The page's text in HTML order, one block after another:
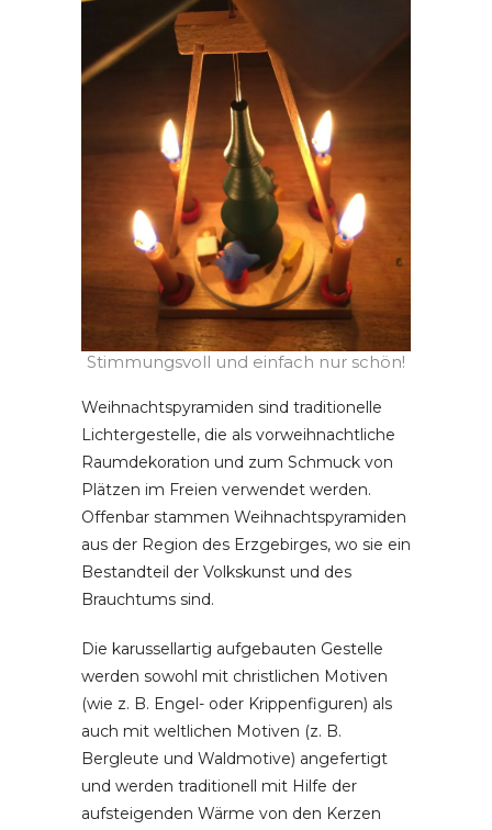
Stimmungsvoll und einfach nur schön!
Weihnachtspyramiden sind traditionelle
Lichtergestelle, die als vorweihnachtliche
Raumdekoration und zum Schmuck von
Plätzen im Freien verwendet werden.
Offenbar stammen Weihnachtspyramiden
aus der Region des Erzgebirges, wo sie ein
Bestandteil der Volkskunst und des
Brauchtums sind.
Die karussellartig aufgebauten Gestelle
werden sowohl mit christlichen Motiven
(wie z. B. Engel- oder Krippenfiguren) als
auch mit weltlichen Motiven (z. B.
Bergleute und Waldmotive) angefertigt
und werden traditionell mit Hilfe der
aufsteigenden Wärme von den Kerzen